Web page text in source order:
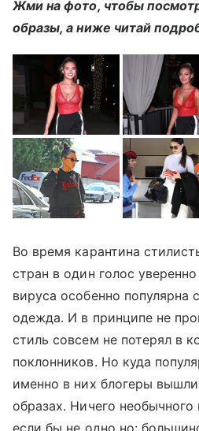
Жми на фото, чтобы
образы, а ниже читай
Во время карантина
стран в один голос
вируса особенно популярна
одежда. И в принципе не
стиль совсем не потерял в
поклонников. Но куда
именно в них блогеры
образах. Ничего
если бы не одно но: